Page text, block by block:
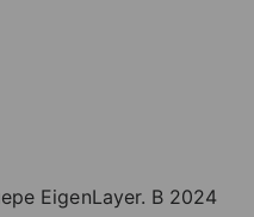
EigenLayer. В 2024